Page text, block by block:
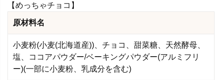
【めっちゃチョコ】
原材料名
小麦粉(小麦(北海道産))、チョコ、甜菜糖、天然酵母、
塩、ココアパウダー/ベーキングパウダー(アルミフリ
ー)(一部に小麦粉、乳成分を含む)